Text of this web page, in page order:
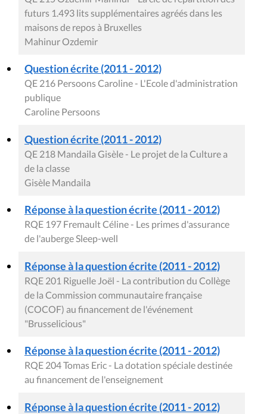
futurs 1.493 lits supplémentaires agréés dans les
maisons de repos à Bruxelles
Mahinur Ozdemir
Question écrite (2011 - 2012)
QE 216 Persoons Caroline - L'Ecole d'administration
publique
Caroline Persoons
Question écrite (2011 - 2012)
QE 218 Mandaila Gisèle - Le projet de la Culture a
de la classe
Gisèle Mandaila
Réponse à la question écrite (2011 - 2012)
RQE 197 Fremault Céline - Les primes d'assurance
de l'auberge Sleep-well
Réponse à la question écrite (2011 - 2012)
RQE 201 Riguelle Joël - La contribution du Collège
de la Commission communautaire française
(COCOF) au financement de l'événement
"Brusselicious"
Réponse à la question écrite (2011 - 2012)
RQE 204 Tomas Eric - La dotation spéciale destinée
au financement de l'enseignement
Réponse à la question écrite (2011 - 2012)